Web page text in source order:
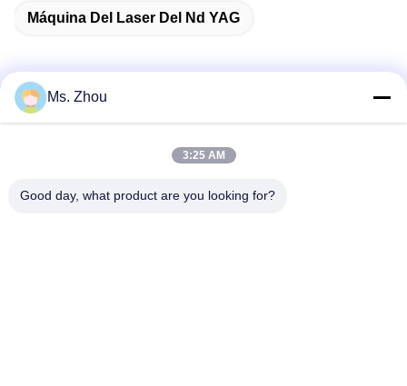
Máquina Del Laser Del Nd YAG
Camino de No.58 Dazhuang, calle de TianGongYuan,
Ms. Zhou
3:25 AM
Good day, what product are you looking for?